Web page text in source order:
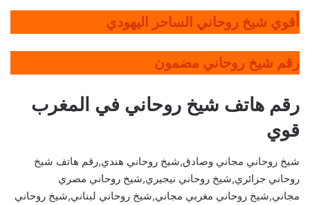
أقوي شيخ روحاني الساحر اليهودي
رقم شيخ روحاني مضمون
رقم هاتف شيخ روحاني في المغرب
قوي
شيخ روحاني مجاني وصادق,شيخ روحاني هندي,رقم هاتف شيخ
روحاني جزائري,شيخ روحاني نيجيري,شيخ روحاني مصري
مجاني,شيخ روحاني مغربي مجاني,شيخ روحاني لبناني,شيخ روحاني